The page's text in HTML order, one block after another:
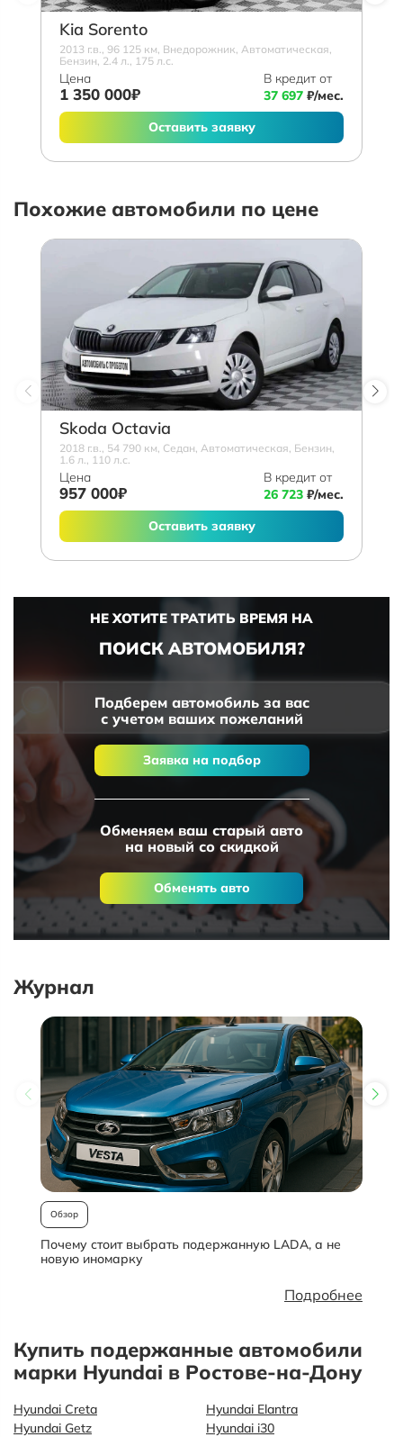
Kia Sorento
2013 г.в., 96 125 км, Внедорожник, Автоматическая,
Бензин, 2.4 л., 175 л.с.
Цена
1 350 000₽
В кредит от
37 697 ₽/мес.
Оставить заявку
Похожие автомобили по цене
Skoda Octavia
2018 г.в., 54 790 км, Седан, Автоматическая, Бензин,
1.6 л., 110 л.с.
Цена
957 000₽
В кредит от
26 723 ₽/мес.
Оставить заявку
НЕ ХОТИТЕ ТРАТИТЬ ВРЕМЯ НА
ПОИСК АВТОМОБИЛЯ?
Подберем автомобиль за вас
с учетом ваших пожеланий
Заявка на подбор
Обменяем ваш старый авто
на новый со скидкой
Обменять авто
Журнал
Обзор
Почему стоит выбрать подержанную LADA, а не
новую иномарку
Подробнее
Купить подержанные автомобили
марки Hyundai в Ростове-на-Дону
Hyundai Creta
Hyundai Elantra
Hyundai Getz
Hyundai i30